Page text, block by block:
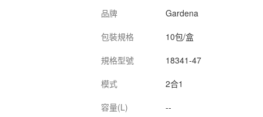
品牌
Gardena
包裝規格
10包/盒
規格型號
18341-47
模式
2合1
容量(L)
--